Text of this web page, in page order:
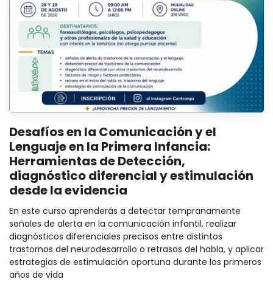
Desafíos en la Comunicación y el
Lenguaje en la Primera Infancia:
Herramientas de Detección,
diagnóstico diferencial y estimulación
desde la evidencia
En este curso aprenderás a detectar tempranamente
señales de alerta en la comunicación infantil, realizar
diagnósticos diferenciales precisos entre distintos
trastornos del neurodesarrollo o retrasos del habla, y aplicar
estrategias de estimulación oportuna durante los primeros
años de vida